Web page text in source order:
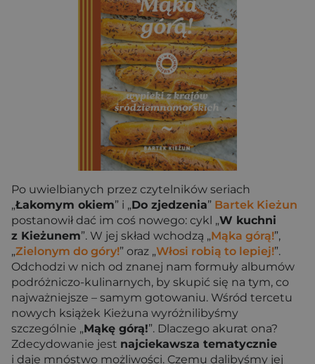
Po uwielbianych przez czytelników seriach
„Łakomym okiem” i „Do zjedzenia” Bartek Kieżun
postanowił dać im coś nowego: cykl „W kuchni
z Kieżunem”. W jej skład wchodzą „Mąka górą!”,
„Zielonym do góry!” oraz „Włosi robią to lepiej!”.
Odchodzi w nich od znanej nam formuły albumów
podróżniczo-kulinarnych, by skupić się na tym, co
najważniejsze – samym gotowaniu. Wśród tercetu
nowych książek Kieżuna wyróżnilibyśmy
szczególnie „Mąkę górą!”. Dlaczego akurat ona?
Zdecydowanie jest najciekawsza tematycznie
i daje mnóstwo możliwości. Czemu dalibyśmy jej